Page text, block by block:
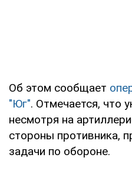
Об этом сообщает
"Юг". Отмечается, что
несмотря на
стороны противника,
задачи по обороне.